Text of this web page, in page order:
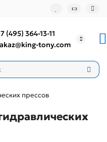
(495) 364-13-11
tony.com
прессов